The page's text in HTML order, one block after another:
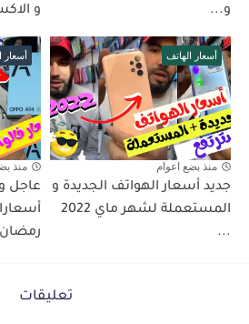
و...
و
أسعار الهاتف
منذ بضع اعوام
جديد أسعار الهواتف الجديدة و
المستعملة لشهر ماي 2022
...
أسعار
منذ
عاجل
تعليقات